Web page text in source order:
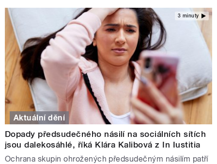
3 minuty
Aktuální dění
Dopady předsudečného násilí na sociálních sítích
jsou dalekosáhlé, říká Klára Kalibová z In Iustitia
Ochrana skupin ohrožených předsudečným násilím patří